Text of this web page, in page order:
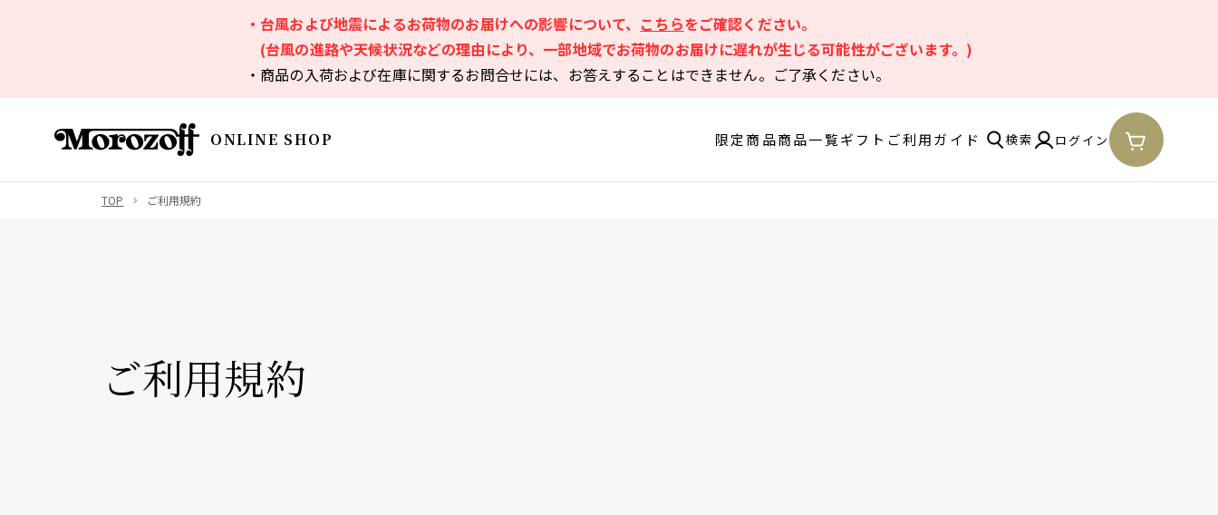
・台風および地震によるお荷物のお届けへの影響について、 こちらをご確認ください。
(台風の進路や天候状況などの理由により、一部地域でお荷物のお届けに遅れが生じる可能性がございます。)
・商品の入荷および在庫に関するお問合せには、お答えすることはできません。ご了承ください。
ONLINE SHOP 限定商品商品一覧ギフト ご利用ガイド 検索 ログイン
TOP ご利用規約
ご利用規約